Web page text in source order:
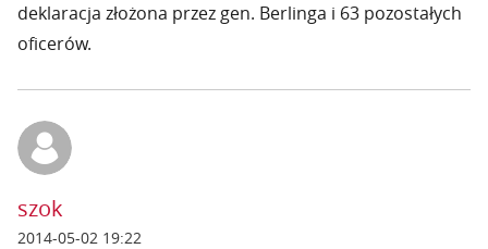
deklaracja złożona przez gen. Berlinga i 63 pozostałych
oficerów.
szok
2014-05-02 19:22